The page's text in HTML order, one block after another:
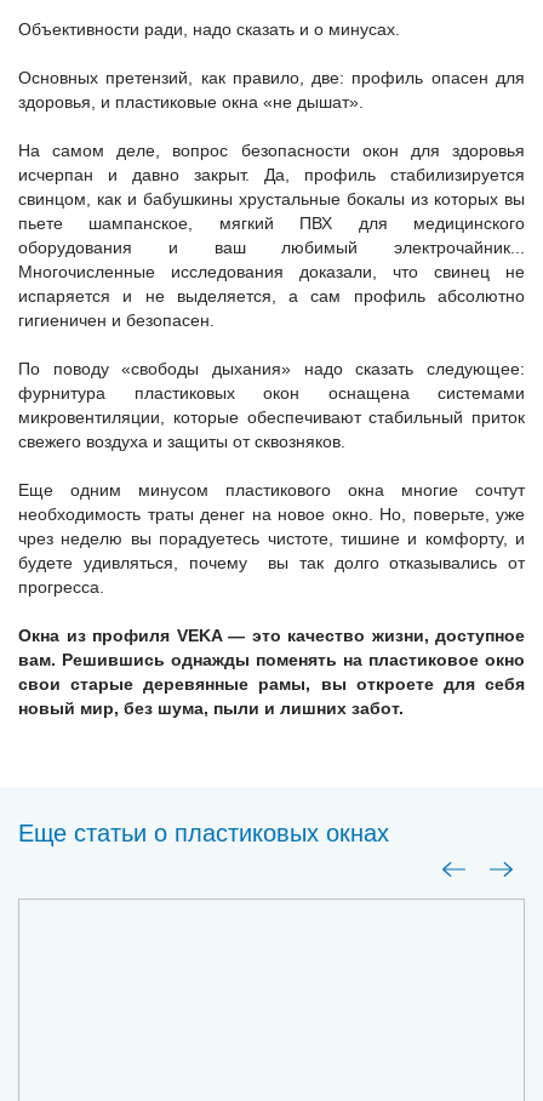
Объективности ради, надо сказать и о минусах.
Основных претензий, как правило, две: профиль опасен для
здоровья, и пластиковые окна «не дышат».
На самом деле, вопрос безопасности окон для здоровья
исчерпан и давно закрыт. Да, профиль стабилизируется
свинцом, как и бабушкины хрустальные бокалы из которых вы
пьете шампанское, мягкий ПВХ для медицинского
оборудования и ваш любимый электрочайник...
Многочисленные исследования доказали, что свинец не
испаряется и не выделяется, а сам профиль абсолютно
гигиеничен и безопасен.
По поводу «свободы дыхания» надо сказать следующее:
фурнитура пластиковых окон оснащена системами
микровентиляции, которые обеспечивают стабильный приток
свежего воздуха и защиты от сквозняков.
Еще одним минусом пластикового окна многие сочтут
необходимость траты денег на новое окно. Но, поверьте, уже
чрез неделю вы порадуетесь чистоте, тишине и комфорту, и
будете удивляться, почему вы так долго отказывались от
прогресса.
Окна из профиля VEKA — это качество жизни, доступное
вам. Решившись однажды поменять на пластиковое окно
свои старые деревянные рамы, вы откроете для себя
новый мир, без шума, пыли и лишних забот.
Еще статьи о пластиковых окнах